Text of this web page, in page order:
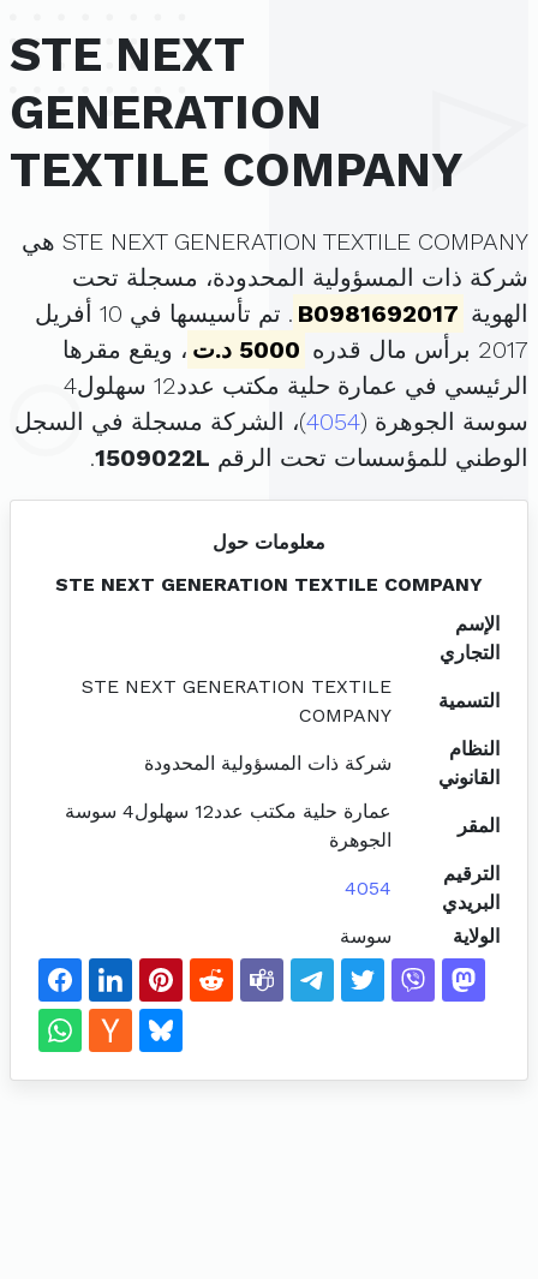
STE NEXT
GENERATION
TEXTILE COMPANY
STE NEXT GENERATION TEXTILE COMPANY هي
شركة ذات المسؤولية المحدودة، مسجلة تحت
الهوية B0981692017
. تم تأسيسها في 10 أفريل
2017 برأس مال قدره
5000 د.ت
، ويقع مقرها
الرئيسي في عمارة حلية مكتب عدد12 سهلول4
سوسة الجوهرة (4054)، الشركة مسجلة في السجل
الوطني للمؤسسات تحت الرقم 1509022L
.
معلومات حول
STE NEXT GENERATION TEXTILE COMPANY
الإسم
التجاري
التسمية
STE NEXT GENERATION TEXTILE
COMPANY
النظام
القانوني
شركة ذات المسؤولية المحدودة
المقر
عمارة حلية مكتب عدد12 سهلول4 سوسة
الجوهرة
الترقيم
البريدي
4054
الولاية سوسة